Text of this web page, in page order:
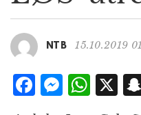
NTB 15.10.2019
F
a
M W X